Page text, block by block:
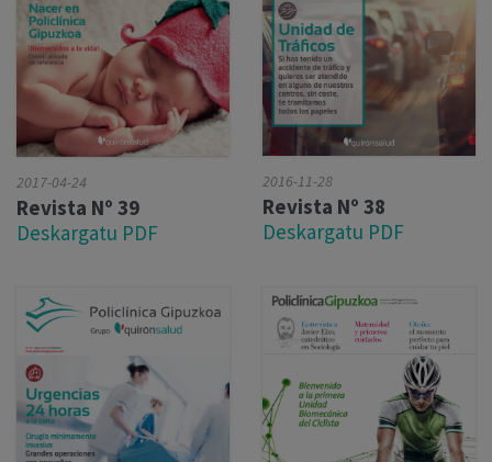
2017-04-24
Revista Nº 39
Deskargatu PDF
2016-11-28
Revista Nº 38
Deskargatu PDF